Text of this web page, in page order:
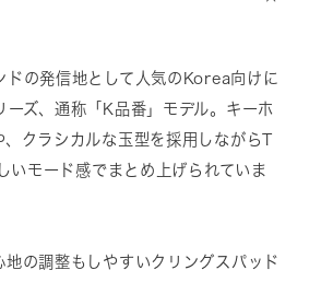
ドの発信地として人気のKorea向けに
ーズ、通称「K品番」モデル。キーホ
、クラシカルな玉型を採用しながらT
いモード感でまとめ上げられていま
地の調整もしやすいクリングスパッド